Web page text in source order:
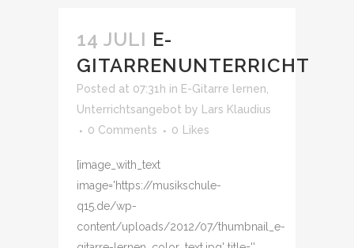
14 JULI E-
GITARRENUNTERRICHT
Posted at 07:31h in E-Gitarre lernen
Unterrichtsangebot by
Lars Klaudius
0 Comments
0 Likes
[image_with_text
image='https://musikschule-
q15.de/wp-
content/uploads/2012/07/thumbnail_e-